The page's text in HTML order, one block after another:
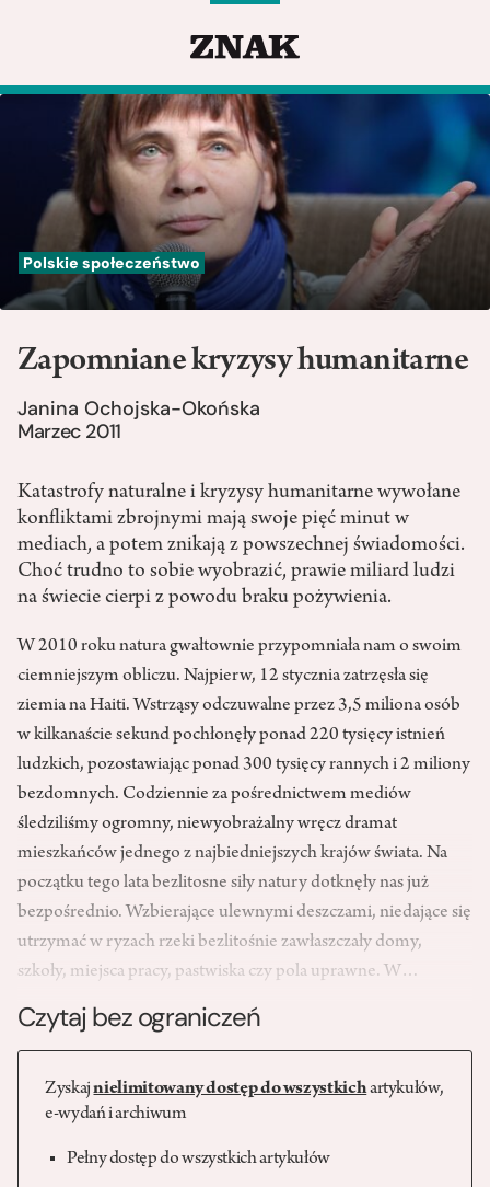
Polskie społeczeństwo
Zapomniane kryzysy humanitarne
Janina Ochojska-Okońska
Marzec 2011
Katastrofy naturalne i kryzysy humanitarne wywołane
konfliktami zbrojnymi mają swoje pięć minut w
mediach, a potem znikają z powszechnej świadomości.
Choć trudno to sobie wyobrazić, prawie miliard ludzi
na świecie cierpi z powodu braku pożywienia.
W 2010 roku natura gwałtownie przypomniała nam o swoim
ciemniejszym obliczu. Najpierw, 12 stycznia zatrzęsła się
ziemia na Haiti. Wstrząsy odczuwalne przez 3,5 miliona osób
w kilkanaście sekund pochłonęły ponad 220 tysięcy istnień
ludzkich, pozostawiając ponad 300 tysięcy rannych i 2 miliony
bezdomnych. Codziennie za pośrednictwem mediów
śledziliśmy ogromny, niewyobrażalny wręcz dramat
mieszkańców jednego z najbiedniejszych krajów świata. Na
początku tego lata bezlitosne siły natury dotknęły nas już
bezpośrednio. Wzbierające ulewnymi deszczami, niedające się
utrzymać w ryzach rzeki bezlitośnie zawłaszczały domy,
szkoły, miejsca pracy, pastwiska czy pola uprawne. W…
Czytaj bez ograniczeń
Zyskajnielimitowany dostęp do wszystkichartykułów,
e-wydań i archiwum
Pełny dostęp do wszystkich artykułów